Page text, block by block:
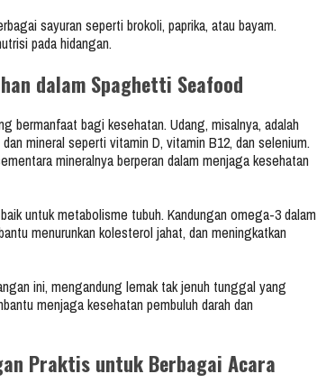
sayuran seperti brokoli, paprika, atau bayam.
pada hidangan.
dalam Spaghetti Seafood
bermanfaat bagi kesehatan. Udang, misalnya, adalah
mineral seperti vitamin D, vitamin B12, dan selenium.
mineralnya berperan dalam menjaga kesehatan
untuk metabolisme tubuh. Kandungan omega-3 dalam
menurunkan kolesterol jahat, dan meningkatkan
ini, mengandung lemak tak jenuh tunggal yang
menjaga kesehatan pembuluh darah dan
Praktis untuk Berbagai Acara